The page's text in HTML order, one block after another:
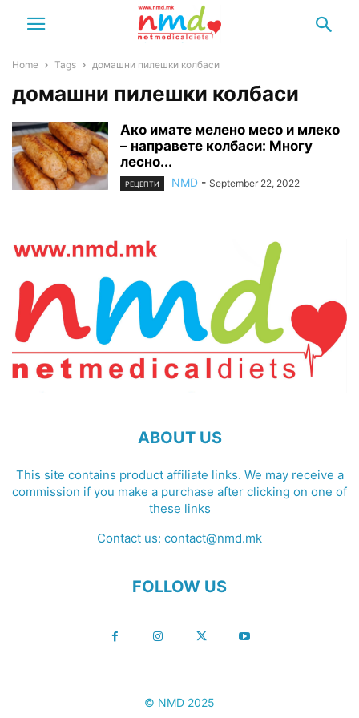
Home Tags домашни пилешки колбаси
домашни пилешки колбаси
Ако имате мелено месо и млеко
– направете колбаси: Многу
лесно...
РЕЦЕПТИ NMD - September 22, 2022
ABOUT US
This site contains product affiliate links. We may receive a
commission if you make a purchase after clicking on one of
these links
Contact us: contact@nmd.mk
FOLLOW US
© NMD 2025